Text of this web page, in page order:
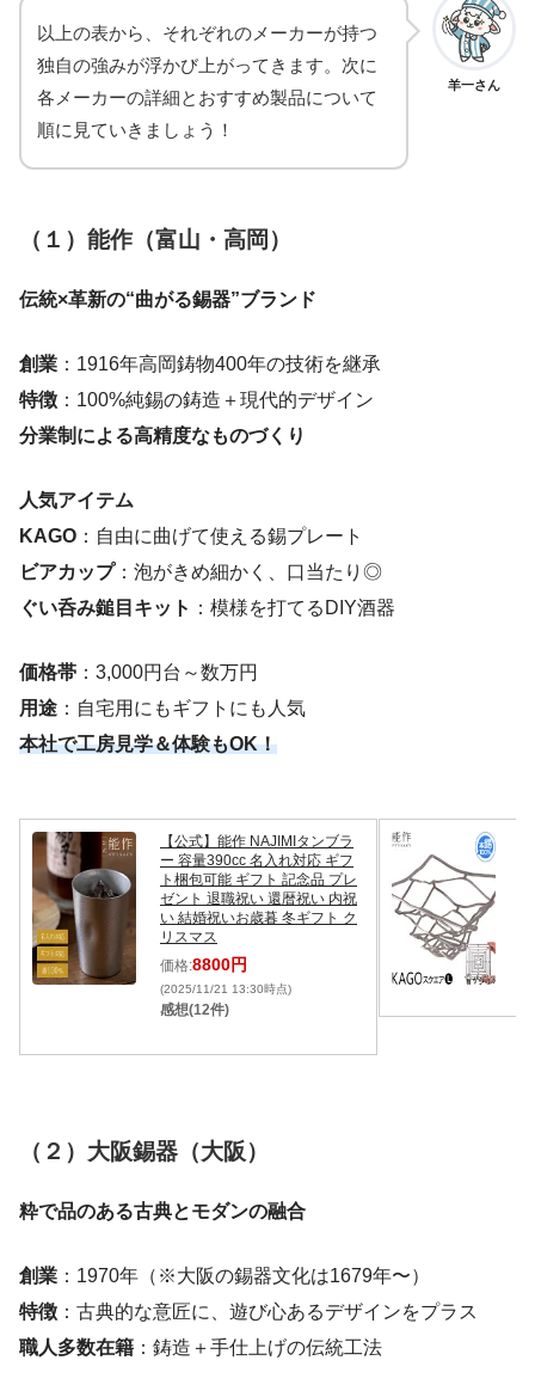
羊一さん
以上の表から、それぞれのメーカーが持つ
独自の強みが浮かび上がってきます。次に
各メーカーの詳細とおすすめ製品について
順に見ていきましょう！
（１）能作（富山・高岡）
伝統×革新の“曲がる錫器”ブランド
創業 ：1916年高岡鋳物400年の技術を継承
特徴 ：100%純錫の鋳造＋現代的デザイン
分業制による高精度なものづくり
人気アイテム
KAGO ：自由に曲げて使える錫プレート
ビアカップ：泡がきめ細かく、口当たり◎
ぐい呑み鎚目キット ：模様を打てるDIY酒器
価格帯 ：3,000円台～数万円
用途 ：自宅用にもギフトにも人気
本社で工房見学＆体験もOK！
【公式】能作 NAJIMIタンブラ
ー 容量390cc 名入れ対応 ギフ
ト梱包可能 ギフト 記念品 プレ
ゼント 退職祝い 還暦祝い 内祝
い 結婚祝いお歳暮 冬ギフト ク
リスマス
価格:8800円
(2025/11/21 13:30時点)
感想(12件)
（２）大阪錫器（大阪）
粋で品のある古典とモダンの融合
創業 ：1970年（※大阪の錫器文化は1679年〜）
特徴 ：古典的な意匠に、遊び心あるデザインをプラス
職人多数在籍 ：鋳造＋手仕上げの伝統工法